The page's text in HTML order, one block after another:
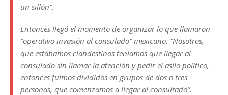
un sillón”.
Entonces llegó el momento de organizar lo que llamaron
“operativo invasión al consulado” mexicano. “Nosotros,
que estábamos clandestinos teníamos que llegar al
consulado sin llamar la atención y pedir el asilo político,
entonces fuimos divididos en grupos de dos o tres
personas, que comenzamos a llegar al consultado”.